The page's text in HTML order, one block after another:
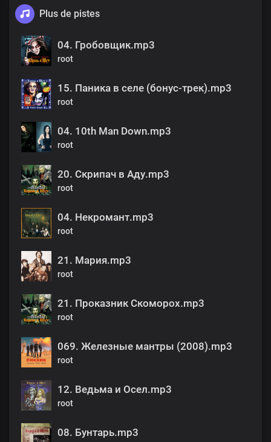
Plus de pistes
04. Гробовщик.mp3
root
15. Паника в селе (бонус-трек).mp3
root
04. 10th Man Down.mp3
root
20. Скрипач в Аду.mp3
root
04. Некромант.mp3
root
21. Мария.mp3
root
21. Проказник Скоморох.mp3
root
069. Железные мантры (2008).mp3
root
12. Ведьма и Осел.mp3
root
08. Бунтарь.mp3